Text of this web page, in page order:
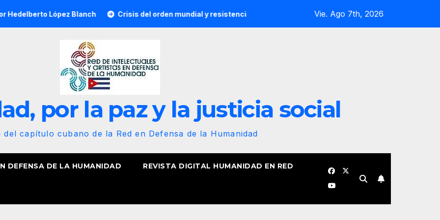
López Blanch Crisis del orden mundial y resistencia popular marcan el inicio de la IV Asamblea Continental de ALBA
Vie. Ago 7th, 2026
por la paz y la justicia social
del capítulo cubano de la Red en Defensa de la Humanidad
DEFENSA DE LA HUMANIDAD REVISTA DIGITAL HUMANIDAD EN RED